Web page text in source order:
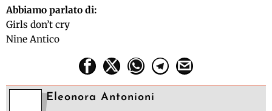
Abbiamo parlato di:
Girls don’t cry
Nine Antico
Eleonora Antonioni